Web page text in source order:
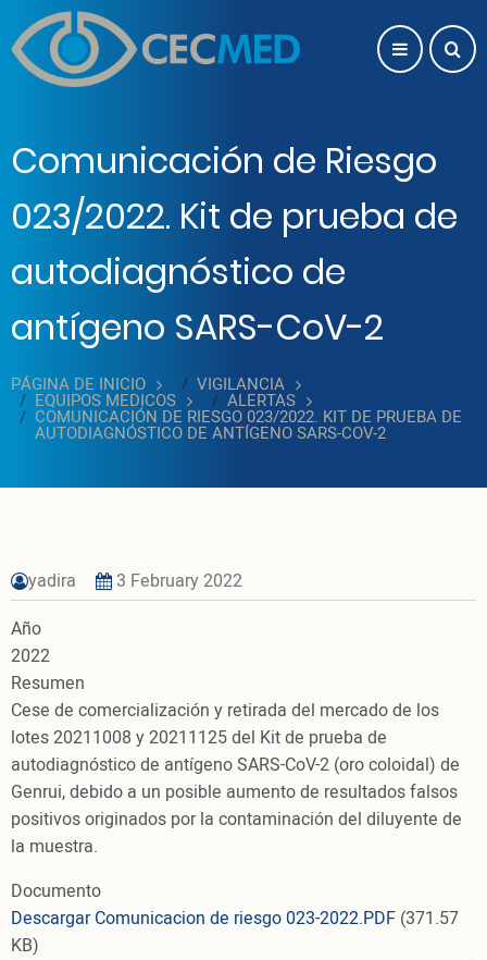
Pasar al contenido principal
Comunicación de Riesgo
023/2022. Kit de prueba de
autodiagnóstico de
antígeno SARS-CoV-2
PÁGINA DE INICIO VIGILANCIA
EQUIPOS MEDICOS ALERTAS
COMUNICACIÓN DE RIESGO 023/2022. KIT DE PRUEBA DE
AUTODIAGNÓSTICO DE ANTÍGENO SARS-COV-2
yadira
3 February 2022
Año
2022
Resumen
Cese de comercialización y retirada del mercado de los
lotes 20211008 y 20211125 del Kit de prueba de
autodiagnóstico de antígeno SARS-CoV-2 (oro coloidal) de
Genrui, debido a un posible aumento de resultados falsos
positivos originados por la contaminación del diluyente de
la muestra.
Documento
Descargar Comunicacion de riesgo 023-2022.PDF (371.57
KB)